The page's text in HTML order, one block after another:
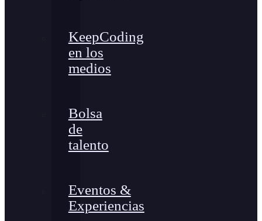
KeepCoding
en los
medios
Bolsa
de
talento
Eventos &
Experiencias